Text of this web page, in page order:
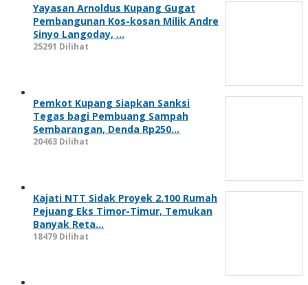
Yayasan Arnoldus Kupang Gugat
Pembangunan Kos-kosan Milik Andre
Sinyo Langoday, …
25291 Dilihat
Pemkot Kupang Siapkan Sanksi
Tegas bagi Pembuang Sampah
Sembarangan, Denda Rp250…
20463 Dilihat
Kajati NTT Sidak Proyek 2.100 Rumah
Pejuang Eks Timor-Timur, Temukan
Banyak Reta…
18479 Dilihat